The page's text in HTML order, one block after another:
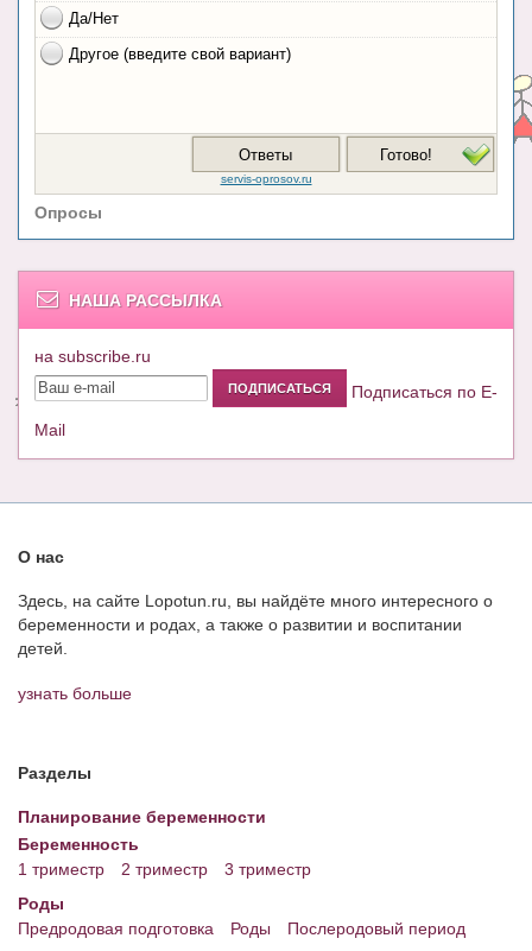
Опросы
НАША РАССЫЛКА
на subscribe.ru
Подписаться по E-
Mail
О нас
Здесь, на сайте Lopotun.ru, вы найдёте много интересного о
беременности и родах, а также о развитии и воспитании
детей.
узнать больше
Разделы
Планирование беременности
Беременность
1 триместр
2 триместр
3 триместр
Роды
Предродовая подготовка
Роды
Послеродовый период